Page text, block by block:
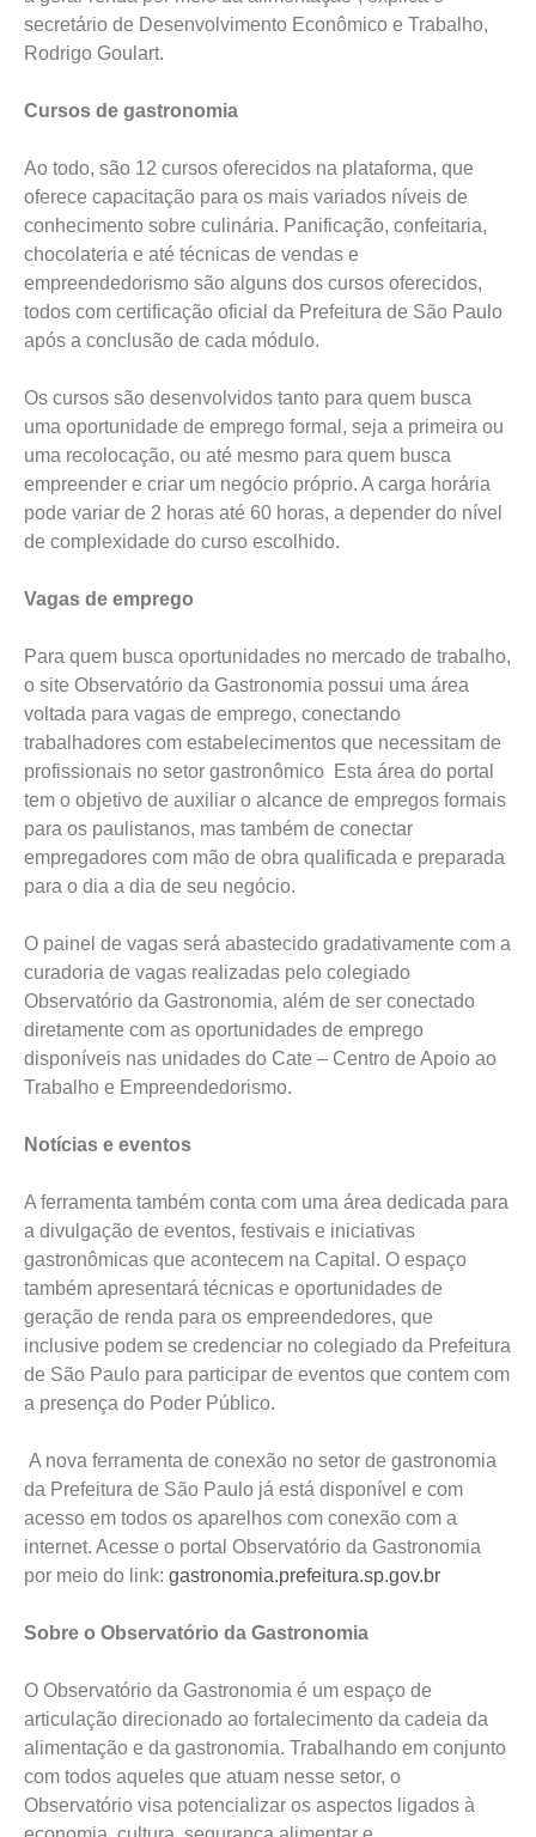
secretário de Desenvolvimento Econômico e Trabalho,
Rodrigo Goulart.
Cursos de gastronomia
Ao todo, são 12 cursos oferecidos na plataforma, que
oferece capacitação para os mais variados níveis de
conhecimento sobre culinária. Panificação, confeitaria,
chocolateria e até técnicas de vendas e
empreendedorismo são alguns dos cursos oferecidos,
todos com certificação oficial da Prefeitura de São Paulo
após a conclusão de cada módulo.
Os cursos são desenvolvidos tanto para quem busca
uma oportunidade de emprego formal, seja a primeira ou
uma recolocação, ou até mesmo para quem busca
empreender e criar um negócio próprio. A carga horária
pode variar de 2 horas até 60 horas, a depender do nível
de complexidade do curso escolhido.
Vagas de emprego
Para quem busca oportunidades no mercado de trabalho,
o site Observatório da Gastronomia possui uma área
voltada para vagas de emprego, conectando
trabalhadores com estabelecimentos que necessitam de
profissionais no setor gastronômico Esta área do portal
tem o objetivo de auxiliar o alcance de empregos formais
para os paulistanos, mas também de conectar
empregadores com mão de obra qualificada e preparada
para o dia a dia de seu negócio.
O painel de vagas será abastecido gradativamente com a
curadoria de vagas realizadas pelo colegiado
Observatório da Gastronomia, além de ser conectado
diretamente com as oportunidades de emprego
disponíveis nas unidades do Cate – Centro de Apoio ao
Trabalho e Empreendedorismo.
Notícias e eventos
A ferramenta também conta com uma área dedicada para
a divulgação de eventos, festivais e iniciativas
gastronômicas que acontecem na Capital. O espaço
também apresentará técnicas e oportunidades de
geração de renda para os empreendedores, que
inclusive podem se credenciar no colegiado da Prefeitura
de São Paulo para participar de eventos que contem com
a presença do Poder Público.
A nova ferramenta de conexão no setor de gastronomia
da Prefeitura de São Paulo já está disponível e com
acesso em todos os aparelhos com conexão com a
internet. Acesse o portal Observatório da Gastronomia
por meio do link: gastronomia.prefeitura.sp.gov.br
Sobre o Observatório da Gastronomia
O Observatório da Gastronomia é um espaço de
articulação direcionado ao fortalecimento da cadeia da
alimentação e da gastronomia. Trabalhando em conjunto
com todos aqueles que atuam nesse setor, o
Observatório visa potencializar os aspectos ligados à